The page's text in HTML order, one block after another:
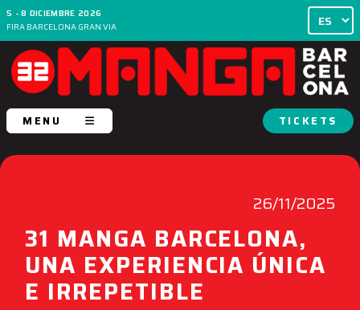
5 - 8 DICIEMBRE 2026
FIRA BARCELONA GRAN VIA
MENU TICKETS
26/11/2025
31 MANGA BARCELONA,
UNA EXPERIENCIA ÚNICA
E IRREPETIBLE